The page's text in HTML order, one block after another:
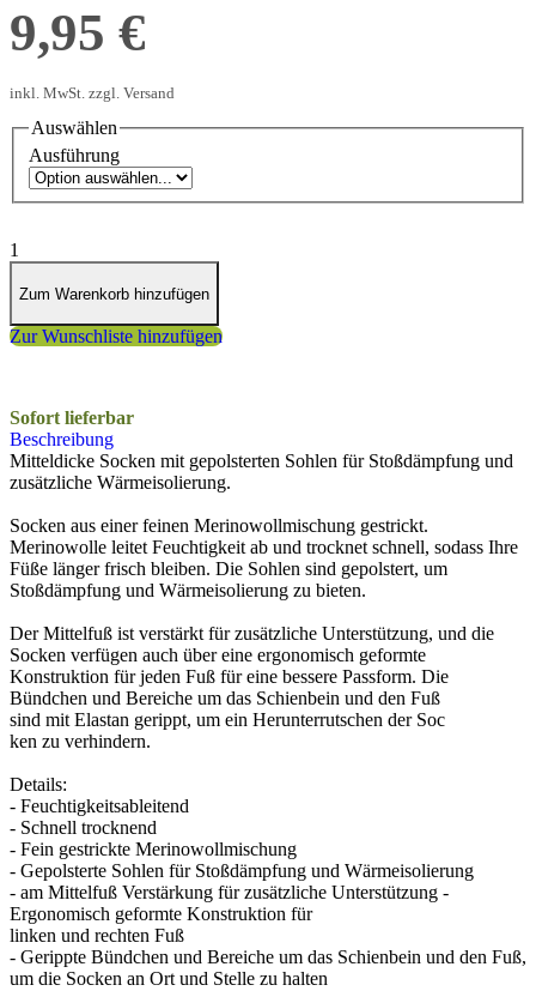
9,95 €
inkl. MwSt. zzgl. Versand
Auswählen
Ausführung
1
Zum Warenkorb hinzufügen
Zur Wunschliste hinzufügen
Sofort lieferbar
Beschreibung
Mitteldicke Socken mit gepolsterten Sohlen für Stoßdämpfung und
zusätzliche Wärmeisolierung.
Socken aus einer feinen Merinowollmischung gestrickt.
Merinowolle leitet Feuchtigkeit ab und trocknet schnell, sodass Ihre
Füße länger frisch bleiben. Die Sohlen sind gepolstert, um
Stoßdämpfung und Wärmeisolierung zu bieten.
Der Mittelfuß ist verstärkt für zusätzliche Unterstützung, und die
Socken verfügen auch über eine ergonomisch geformte
Konstruktion für jeden Fuß für eine bessere Passform. Die
Bündchen und Bereiche um das Schienbein und den Fuß
sind mit Elastan gerippt, um ein Herunterrutschen der Soc
ken zu verhindern.
Details:
- Feuchtigkeitsableitend
- Schnell trocknend
- Fein gestrickte Merinowollmischung
- Gepolsterte Sohlen für Stoßdämpfung und Wärmeisolierung
- am Mittelfuß Verstärkung für zusätzliche Unterstützung -
Ergonomisch geformte Konstruktion für
linken und rechten Fuß
- Gerippte Bündchen und Bereiche um das Schienbein und den Fuß,
um die Socken an Ort und Stelle zu halten